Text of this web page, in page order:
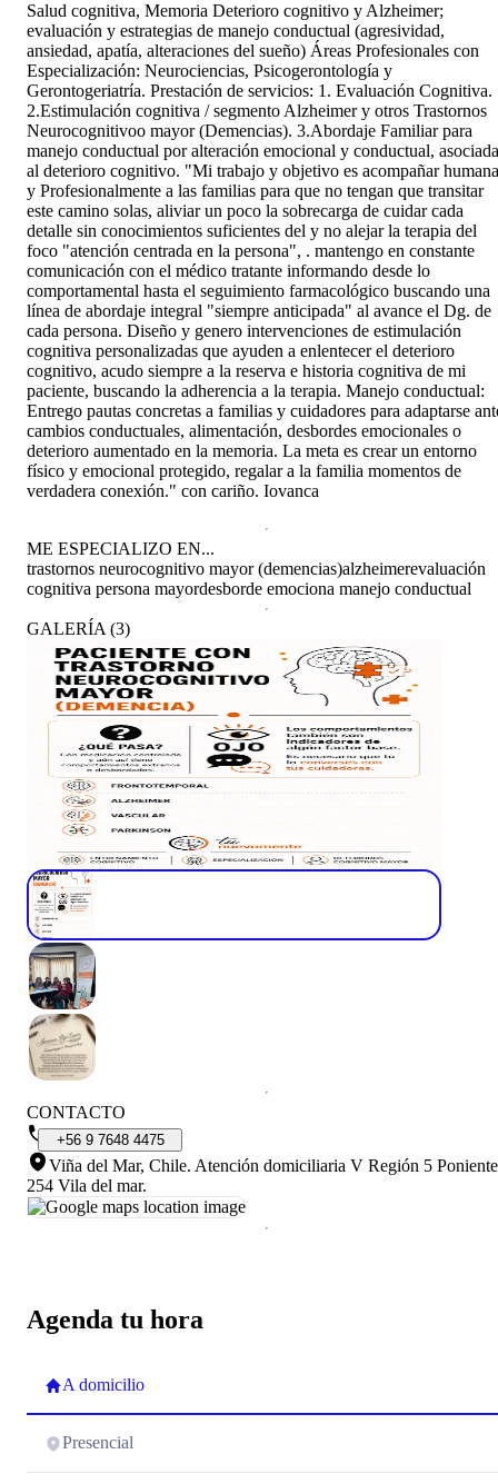
Agenda tu hora
A domicilio
Presencial
Salud cognitiva, Memoria Deterioro cognitivo y Alzheimer;
evaluación y estrategias de manejo conductual (agresividad,
ansiedad, apatía, alteraciones del sueño) Áreas Profesionales con
Especialización: Neurociencias, Psicogerontología y
Gerontogeriatría. Prestación de servicios: 1. Evaluación Cognitiva.
2.Estimulación cognitiva / segmento Alzheimer y otros Trastornos
Neurocognitivoo mayor (Demencias). 3.Abordaje Familiar para
manejo conductual por alteración emocional y conductual, asociada
al deterioro cognitivo. "Mi trabajo y objetivo es acompañar humana
y Profesionalmente a las familias para que no tengan que transitar
este camino solas, aliviar un poco la sobrecarga de cuidar cada
detalle sin conocimientos suficientes del y no alejar la terapia del
foco "atención centrada en la persona", . mantengo en constante
comunicación con el médico tratante informando desde lo
comportamental hasta el seguimiento farmacológico buscando una
línea de abordaje integral "siempre anticipada" al avance el Dg. de
cada persona. Diseño y genero intervenciones de estimulación
cognitiva personalizadas que ayuden a enlentecer el deterioro
cognitivo, acudo siempre a la reserva e historia cognitiva de mi
paciente, buscando la adherencia a la terapia. Manejo conductual:
Entrego pautas concretas a familias y cuidadores para adaptarse
cambios conductuales, alimentación, desbordes emocionales o
deterioro aumentado en la memoria. La meta es crear un entorno
físico y emocional protegido, regalar a la familia momentos de
verdadera conexión." con cariño. Iovanca
ME ESPECIALIZO EN...
trastornos neurocognitivo mayor (demencias)alzheimerevaluación
cognitiva persona mayordesborde emociona manejo conductual
GALERÍA (3)
CONTACTO
+56 9 7648 4475
Viña del Mar, Chile. Atención domiciliaria V Región 5 Poniente
254 Vila del mar.